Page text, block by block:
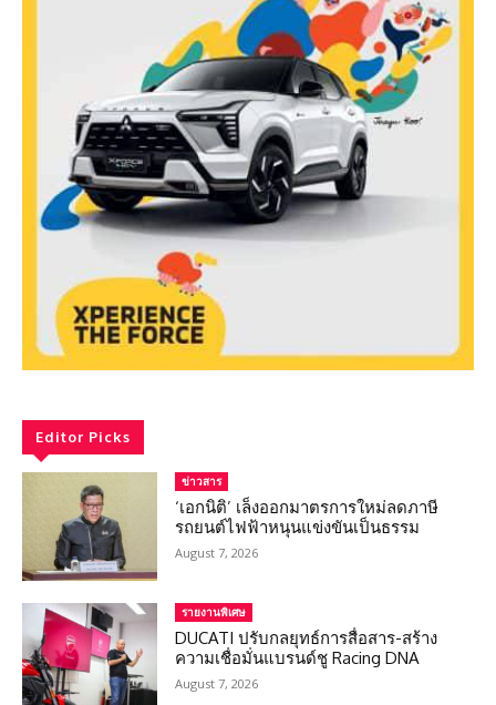
Editor Picks
ข่าวสาร
‘เอกนิติ’ เล็งออกมาตรการใหม่ลดภาษี
รถยนต์ไฟฟ้าหนุนแข่งขันเป็นธรรม
August 7, 2026
รายงานพิเศษ
DUCATI ปรับกลยุทธ์การสื่อสาร-สร้าง
ความเชื่อมั่นแบรนด์ชู Racing DNA
August 7, 2026